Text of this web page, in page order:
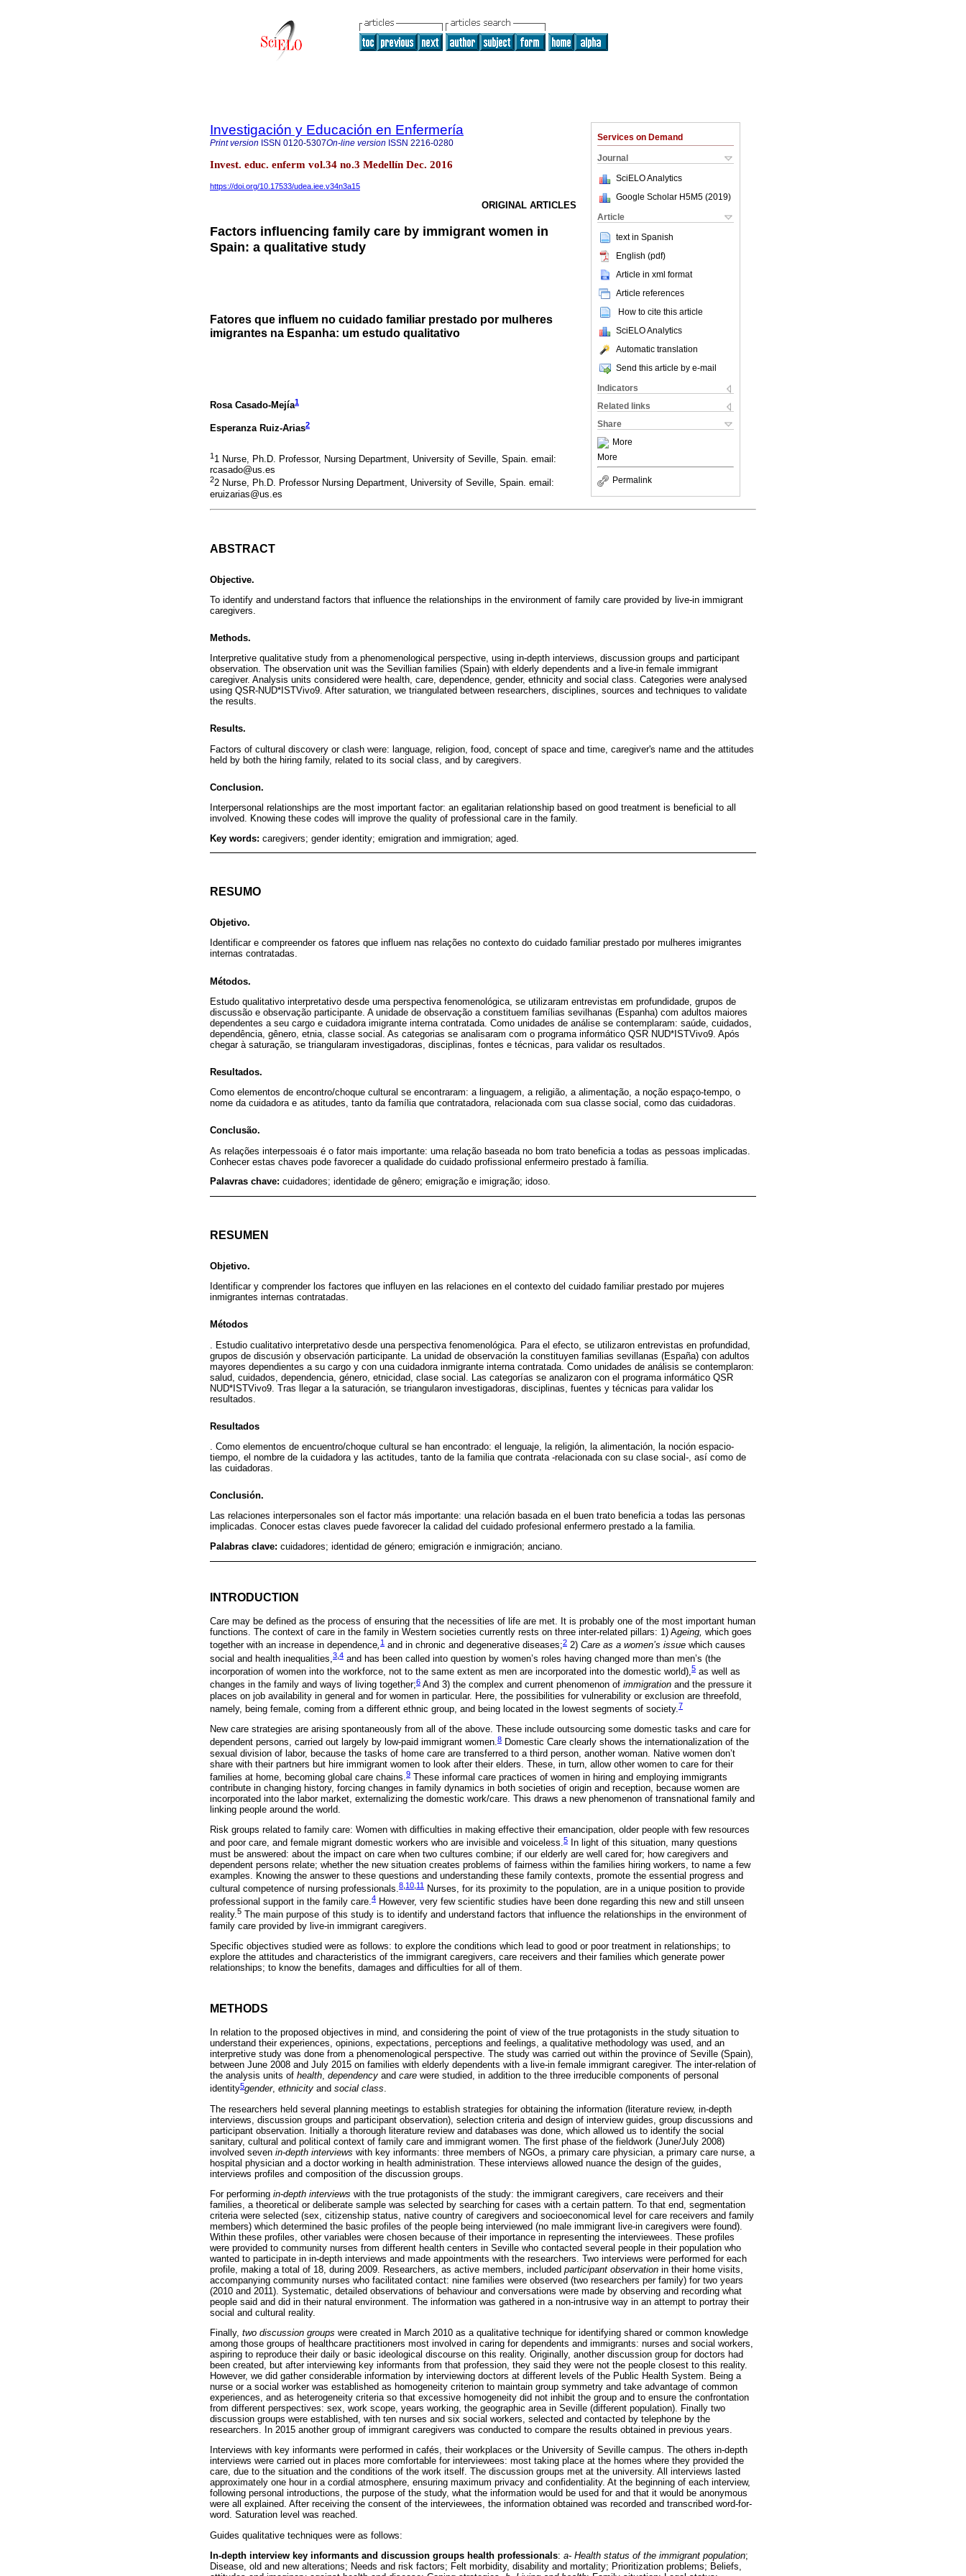
Services on Demand
Journal
SciELO Analytics
Google Scholar H5M5 (2019)
Article
text in Spanish
English (pdf)
Article in xml format
Article references
How to cite this article
SciELO Analytics
Automatic translation
Send this article by e-mail
Indicators
Related links
Share
More
More
Permalink
Investigación y Educación en Enfermería
Print version ISSN 0120-5307On-line version ISSN 2216-0280
Invest. educ. enferm vol.34 no.3 Medellín Dec. 2016
https://doi.org/10.17533/udea.iee.v34n3a15
ORIGINAL ARTICLES
Factors influencing family care by immigrant women in
Spain: a qualitative study
Fatores que influem no cuidado familiar prestado por mulheres
imigrantes na Espanha: um estudo qualitativo
Rosa Casado-Mejía1
Esperanza Ruiz-Arias2
1 1 Nurse, Ph.D. Professor, Nursing Department, University of Seville, Spain. email:
rcasado@us.es
22 Nurse, Ph.D. Professor Nursing Department, University of Seville, Spain. email:
eruizarias@us.es
ABSTRACT
Objective.
To identify and understand factors that influence the relationships in the environment of family care provided by live-in immigrant
caregivers.
Methods.
Interpretive qualitative study from a phenomenological perspective, using in-depth interviews, discussion groups and participant
observation. The observation unit was the Sevillian families (Spain) with elderly dependents and a live-in female immigrant
caregiver. Analysis units considered were health, care, dependence, gender, ethnicity and social class. Categories were analysed
using QSR-NUD*ISTVivo9. After saturation, we triangulated between researchers, disciplines, sources and techniques to validate
the results.
Results.
Factors of cultural discovery or clash were: language, religion, food, concept of space and time, caregiver's name and the attitudes
held by both the hiring family, related to its social class, and by caregivers.
Conclusion.
Interpersonal relationships are the most important factor: an egalitarian relationship based on good treatment is beneficial to all
involved. Knowing these codes will improve the quality of professional care in the family.
Key words: caregivers; gender identity; emigration and immigration; aged.
RESUMO
Objetivo.
Identificar e compreender os fatores que influem nas relações no contexto do cuidado familiar prestado por mulheres imigrantes
internas contratadas.
Métodos.
Estudo qualitativo interpretativo desde uma perspectiva fenomenológica, se utilizaram entrevistas em profundidade, grupos de
discussão e observação participante. A unidade de observação a constituem famílias sevilhanas (Espanha) com adultos maiores
dependentes a seu cargo e cuidadora imigrante interna contratada. Como unidades de análise se contemplaram: saúde, cuidados,
dependência, gênero, etnia, classe social. As categorias se analisaram com o programa informático QSR NUD*ISTVivo9. Após
chegar à saturação, se triangularam investigadoras, disciplinas, fontes e técnicas, para validar os resultados.
Resultados.
Como elementos de encontro/choque cultural se encontraram: a linguagem, a religião, a alimentação, a noção espaço-tempo, o
nome da cuidadora e as atitudes, tanto da família que contratadora, relacionada com sua classe social, como das cuidadoras.
Conclusão.
As relações interpessoais é o fator mais importante: uma relação baseada no bom trato beneficia a todas as pessoas implicadas.
Conhecer estas chaves pode favorecer a qualidade do cuidado profissional enfermeiro prestado à família.
Palavras chave: cuidadores; identidade de gênero; emigração e imigração; idoso.
RESUMEN
Objetivo.
Identificar y comprender los factores que influyen en las relaciones en el contexto del cuidado familiar prestado por mujeres
inmigrantes internas contratadas.
Métodos
. Estudio cualitativo interpretativo desde una perspectiva fenomenológica. Para el efecto, se utilizaron entrevistas en profundidad,
grupos de discusión y observación participante. La unidad de observación la constituyen familias sevillanas (España) con adultos
mayores dependientes a su cargo y con una cuidadora inmigrante interna contratada. Como unidades de análisis se contemplaron:
salud, cuidados, dependencia, género, etnicidad, clase social. Las categorías se analizaron con el programa informático QSR
NUD*ISTVivo9. Tras llegar a la saturación, se triangularon investigadoras, disciplinas, fuentes y técnicas para validar los
resultados.
Resultados
. Como elementos de encuentro/choque cultural se han encontrado: el lenguaje, la religión, la alimentación, la noción espacio-
tiempo, el nombre de la cuidadora y las actitudes, tanto de la familia que contrata -relacionada con su clase social-, así como de
las cuidadoras.
Conclusión.
Las relaciones interpersonales son el factor más importante: una relación basada en el buen trato beneficia a todas las personas
implicadas. Conocer estas claves puede favorecer la calidad del cuidado profesional enfermero prestado a la familia.
Palabras clave: cuidadores; identidad de género; emigración e inmigración; anciano.
INTRODUCTION
Care may be defined as the process of ensuring that the necessities of life are met. It is probably one of the most important human
functions. The context of care in the family in Western societies currently rests on three inter-related pillars: 1) Ageing, which goes
together with an increase in dependence, 1 and in chronic and degenerative diseases;2 2) Care as a women’s issue which causes
social and health inequalities, 3 4 and has been called into question by women’s roles having changed more than men’s (the
incorporation of women into the workforce, not to the same extent as men are incorporated into the domestic world),5 as well as
changes in the family and ways of living together;6 And 3) the complex and current phenomenon of immigration and the pressure it
places on job availability in general and for women in particular. Here, the possibilities for vulnerability or exclusion are threefold,
namely, being female, coming from a different ethnic group, and being located in the lowest segments of society.7
New care strategies are arising spontaneously from all of the above. These include outsourcing some domestic tasks and care for
dependent persons, carried out largely by low-paid immigrant women.8 Domestic Care clearly shows the internationalization of the
sexual division of labor, because the tasks of home care are transferred to a third person, another woman. Native women don’t
share with their partners but hire immigrant women to look after their elders. These, in turn, allow other women to care for their
families at home, becoming global care chains.9 These informal care practices of women in hiring and employing immigrants
contribute in changing history, forcing changes in family dynamics in both societies of origin and reception, because women are
incorporated into the labor market, externalizing the domestic work/care. This draws a new phenomenon of transnational family and
linking people around the world.
Risk groups related to family care: Women with difficulties in making effective their emancipation, older people with few resources
and poor care, and female migrant domestic workers who are invisible and voiceless.5
In light of this situation, many questions
must be answered: about the impact on care when two cultures combine; if our elderly are well cared for; how caregivers and
dependent persons relate; whether the new situation creates problems of fairness within the families hiring workers, to name a few
examples. Knowing the answer to these questions and understanding these family contexts, promote the essential progress and
cultural competence of nursing professionals.8 10 11
Nurses, for its proximity to the population, are in a unique position to provide
professional support in the family care.4 However, very few scientific studies have been done regarding this new and still unseen
reality.5
The main purpose of this study is to identify and understand factors that influence the relationships in the environment of
family care provided by live-in immigrant caregivers.
Specific objectives studied were as follows: to explore the conditions which lead to good or poor treatment in relationships; to
explore the attitudes and characteristics of the immigrant caregivers, care receivers and their families which generate power
relationships; to know the benefits, damages and difficulties for all of them.
METHODS
In relation to the proposed objectives in mind, and considering the point of view of the true protagonists in the study situation to
understand their experiences, opinions, expectations, perceptions and feelings, a qualitative methodology was used, and an
interpretive study was done from a phenomenological perspective. The study was carried out within the province of Seville (Spain),
between June 2008 and July 2015 on families with elderly dependents with a live-in female immigrant caregiver. The inter-relation of
the analysis units of health, dependency and care were studied, in addition to the three irreducible components of personal
identity5gender, ethnicity and social class.
The researchers held several planning meetings to establish strategies for obtaining the information (literature review, in-depth
interviews, discussion groups and participant observation), selection criteria and design of interview guides, group discussions and
participant observation. Initially a thorough literature review and databases was done, which allowed us to identify the social
sanitary, cultural and political context of family care and immigrant women. The first phase of the fieldwork (June/July 2008)
involved seven in-depth interviews with key informants: three members of NGOs, a primary care physician, a primary care nurse, a
hospital physician and a doctor working in health administration. These interviews allowed nuance the design of the guides,
interviews profiles and composition of the discussion groups.
For performing in-depth interviews with the true protagonists of the study: the immigrant caregivers, care receivers and their
families, a theoretical or deliberate sample was selected by searching for cases with a certain pattern. To that end, segmentation
criteria were selected (sex, citizenship status, native country of caregivers and socioeconomical level for care receivers and family
members) which determined the basic profiles of the people being interviewed (no male immigrant live-in caregivers were found).
Within these profiles, other variables were chosen because of their importance in representing the interviewees. These profiles
were provided to community nurses from different health centers in Seville who contacted several people in their population who
wanted to participate in in-depth interviews and made appointments with the researchers. Two interviews were performed for each
profile, making a total of 18, during 2009. Researchers, as active members, included participant observation in their home visits,
accompanying community nurses who facilitated contact: nine families were observed (two researchers per family) for two years
(2010 and 2011). Systematic, detailed observations of behaviour and conversations were made by observing and recording what
people said and did in their natural environment. The information was gathered in a non-intrusive way in an attempt to portray their
social and cultural reality.
Finally, two discussion groups were created in March 2010 as a qualitative technique for identifying shared or common knowledge
among those groups of healthcare practitioners most involved in caring for dependents and immigrants: nurses and social workers,
aspiring to reproduce their daily or basic ideological discourse on this reality. Originally, another discussion group for doctors had
been created, but after interviewing key informants from that profession, they said they were not the people closest to this reality.
However, we did gather considerable information by interviewing doctors at different levels of the Public Health System. Being a
nurse or a social worker was established as homogeneity criterion to maintain group symmetry and take advantage of common
experiences, and as heterogeneity criteria so that excessive homogeneity did not inhibit the group and to ensure the confrontation
from different perspectives: sex, work scope, years working, the geographic area in Seville (different population). Finally two
discussion groups were established, with ten nurses and six social workers, selected and contacted by telephone by the
researchers. In 2015 another group of immigrant caregivers was conducted to compare the results obtained in previous years.
Interviews with key informants were performed in cafés, their workplaces or the University of Seville campus. The others in-depth
interviews were carried out in places more comfortable for interviewees: most taking place at the homes where they provided the
care, due to the situation and the conditions of the work itself. The discussion groups met at the university. All interviews lasted
approximately one hour in a cordial atmosphere, ensuring maximum privacy and confidentiality. At the beginning of each interview,
following personal introductions, the purpose of the study, what the information would be used for and that it would be anonymous
were all explained. After receiving the consent of the interviewees, the information obtained was recorded and transcribed word-for-
word. Saturation level was reached.
Guides qualitative techniques were as follows:
In-depth interview key informants and discussion groups health professionals: a- Health status of the immigrant population;
Disease, old and new alterations; Needs and risk factors; Felt morbidity, disability and mortality; Prioritization problems; Beliefs,